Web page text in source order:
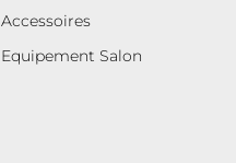
Accessoires
Equipement Salon